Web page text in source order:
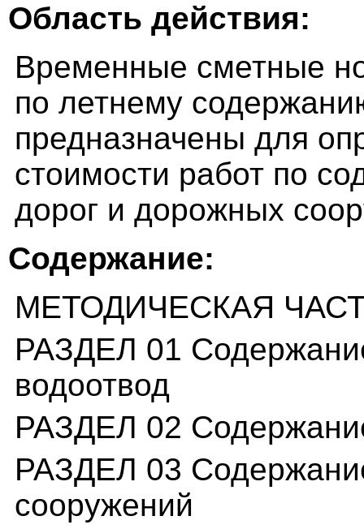
Область действия:
Временные сметные
по летнему
предназначены для
стоимости работ по
дорог и дорожных
Содержание:
МЕТОДИЧЕСКАЯ
РАЗДЕЛ 01
водоотвод
РАЗДЕЛ 02
РАЗДЕЛ 03
сооружений